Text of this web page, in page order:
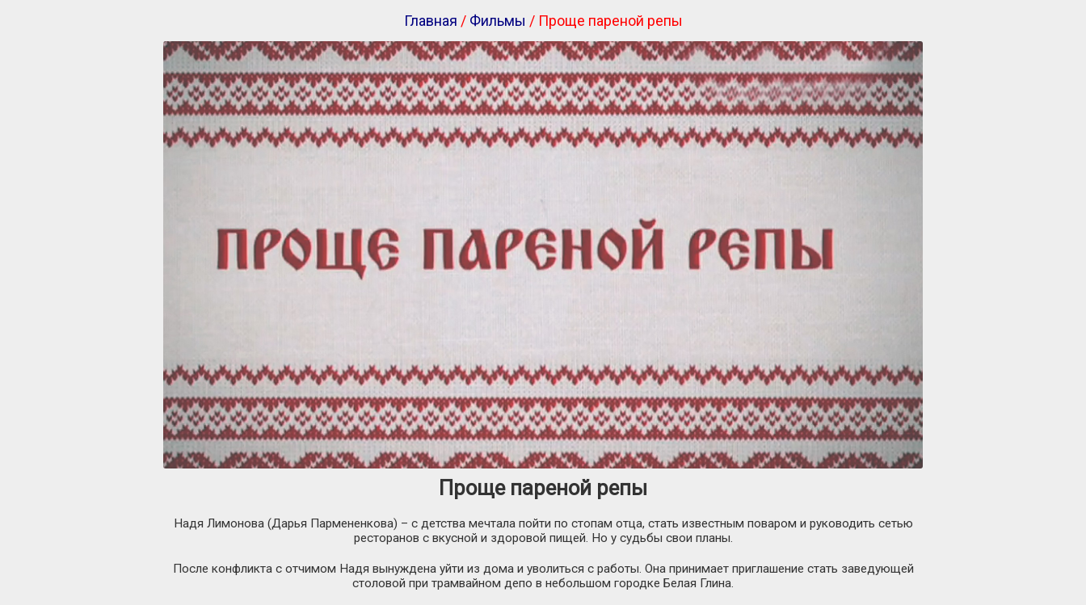
Главная / Фильмы / Проще пареной репы
Проще пареной репы
Надя Лимонова (Дарья Пармененкова) – с детства мечтала пойти по стопам отца, стать известным поваром и руководить сетью
ресторанов с вкусной и здоровой пищей. Но у судьбы свои планы.
После конфликта с отчимом Надя вынуждена уйти из дома и уволиться с работы. Она принимает приглашение стать заведующей
столовой при трамвайном депо в небольшом городке Белая Глина.